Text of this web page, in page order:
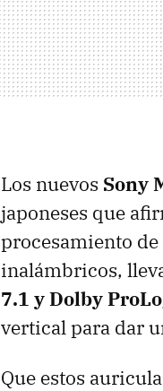
Los nuevos Sony
japoneses que
procesamiento
inalámbricos,
7.1 y Dolby
vertical para dar
Que estos